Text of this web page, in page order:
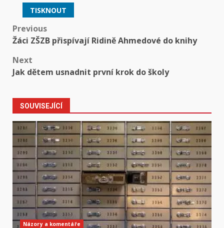
TISKNOUT
Post
navigation
Previous
Žáci ZŠZB přispívají Ridině Ahmedové do knihy
Next
Jak dětem usnadnit první krok do školy
SOUVISEJÍCÍ
Názory a komentáře